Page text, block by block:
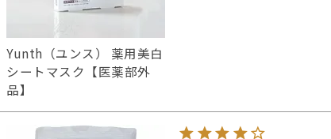
Yunth（ユンス） 薬用美白
シートマスク【医薬部外
品】